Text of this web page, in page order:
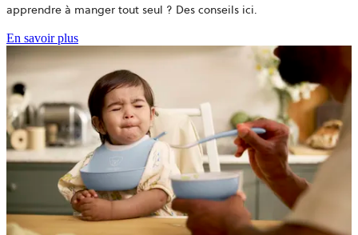
apprendre à manger tout seul ? Des conseils ici.
En savoir plus